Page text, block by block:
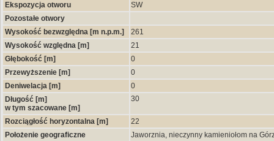
Ekspozycja otworu
SW
Pozostałe otwory
Wysokość bezwzględna [m n.p.m.]
261
Wysokość względna [m]
21
Głębokość [m]
0
Przewyższenie [m]
0
Deniwelacja [m]
0
Długość [m]
w tym szacowane [m]
30
Rozciągłość horyzontalna [m]
22
Położenie geograficzne
Jaworznia, nieczynny kamieniołom na